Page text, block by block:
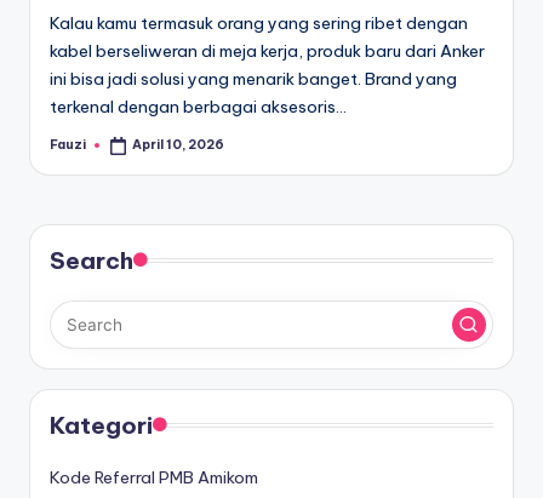
Kalau kamu termasuk orang yang sering ribet dengan
kabel berseliweran di meja kerja, produk baru dari Anker
ini bisa jadi solusi yang menarik banget. Brand yang
terkenal dengan berbagai aksesoris…
Posted
Fauzi April 10, 2026
Search
Kategori
Kode Referral PMB Amikom